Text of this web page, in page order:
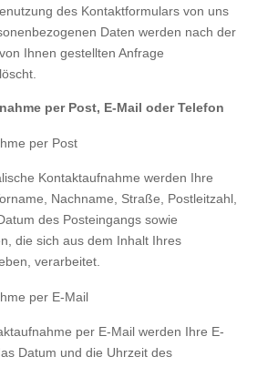
des Kontaktformulars von uns
Daten werden nach der
Ihnen gestellten Anfrage
per Post, E-Mail oder Telefon
per Post
Kontaktaufnahme werden Ihre
Nachname, Straße, Postleitzahl,
des Posteingangs sowie
die sich aus dem Inhalt Ihres
verarbeitet.
per E-Mail
per E-Mail werden Ihre E-
Datum und die Uhrzeit des